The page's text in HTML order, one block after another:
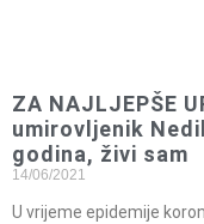
ZA NAJLJEPŠE
umirovljenik
godina, živi sam
14/06/2021
U vrijeme epidemije